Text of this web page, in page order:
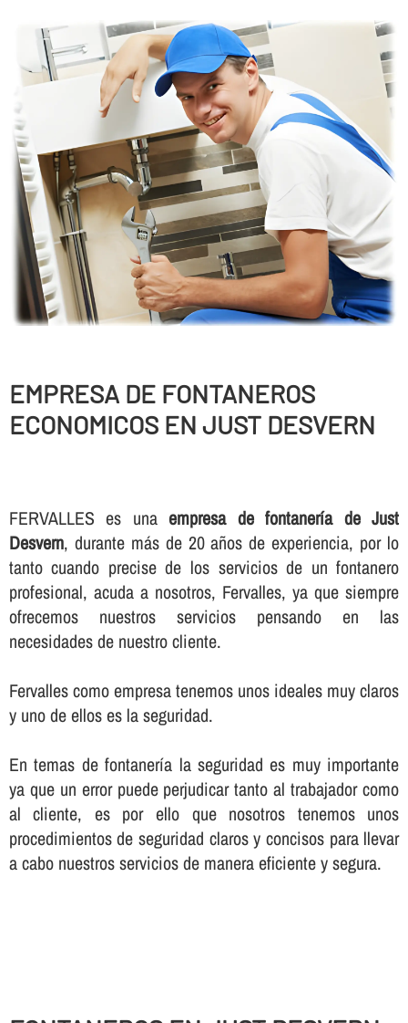
EMPRESA DE FONTANEROS
ECONOMICOS EN JUST DESVERN
FERVALLES es unaempresa de fontanerí­a de Just
Desvern, durante más de 20 años de experiencia, por lo
tanto cuando precise de los servicios de un fontanero
profesional, acuda a nosotros, Fervalles, ya que siempre
ofrecemos nuestros servicios pensando en las
necesidades de nuestro cliente.
Fervalles como empresa tenemos unos ideales muy claros
y uno de ellos es la seguridad.
En temas de fontanerí­a la seguridad es muy importante
ya que un error puede perjudicar tanto al trabajador como
al cliente, es por ello que nosotros tenemos unos
procedimientos de seguridad claros y concisos para llevar
a cabo nuestros servicios de manera eficiente y segura.